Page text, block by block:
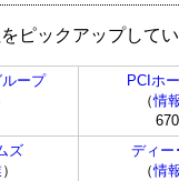
ピックアップしてい
ープ
PCIホ
（情
ズ
）
ディー
（情